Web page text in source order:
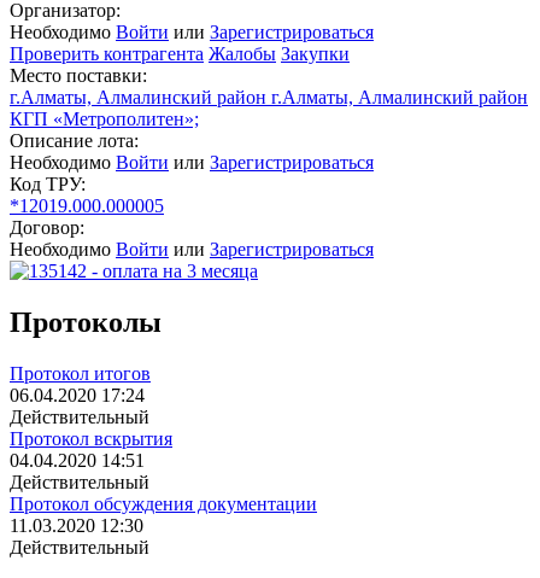
Организатор:
Необходимо Войти или Зарегистрироваться
Проверить контрагента Жалобы Закупки
Место поставки:
г.Алматы, Алмалинский район г.Алматы, Алмалинский район
КГП «Метрополитен»;
Описание лота:
Необходимо Войти или Зарегистрироваться
Код ТРУ:
*12019.000.000005
Договор:
Необходимо Войти или Зарегистрироваться
Протоколы
Протокол итогов
06.04.2020 17:24
Действительный
Протокол вскрытия
04.04.2020 14:51
Действительный
Протокол обсуждения документации
11.03.2020 12:30
Действительный